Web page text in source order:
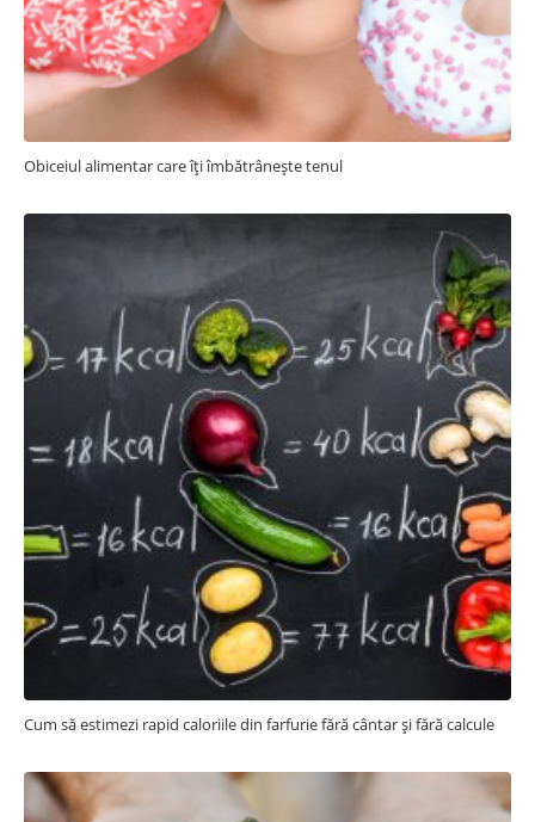
Obiceiul alimentar care îți îmbătrânește tenul
Cum să estimezi rapid caloriile din farfurie fără cântar și fără calcule